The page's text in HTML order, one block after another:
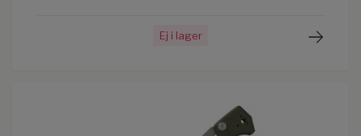
Ej i lager